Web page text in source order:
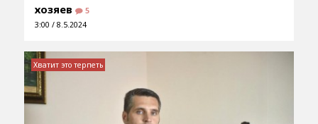
хозяев
5
3:00 / 8.5.2024
Хватит это терпеть